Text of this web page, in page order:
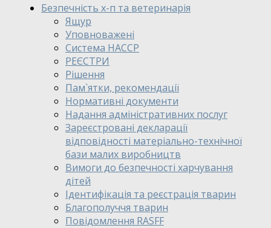
Безпечність х-п та ветеринарія
Ящур
Уповноважені
Система HACCP
РЕЄСТРИ
Рішення
Пам`ятки, рекомендації
Нормативні документи
Надання адміністративних послуг
Зареєстровані декларації
відповідності матеріально-технічної
бази малих виробництв
Вимоги до безпечності харчування
дітей
Ідентифікація та реєстрація тварин
Благополуччя тварин
Повідомлення RASFF